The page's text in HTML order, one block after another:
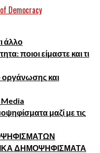
άλλο
ποιοι είμαστε και τι
οργάνωσης και
Media
μαζί με τις
ΔΗΜΟΨΗΦΙΣΜΑΤΑ